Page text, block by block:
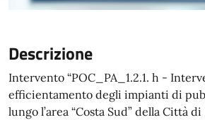
Descrizione
Intervento “POC_PA_1.2.1. h -
efficientamento degli impianti di
lungo l’area “Costa Sud” della Città